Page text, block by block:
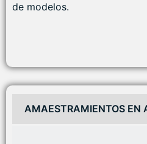
de modelos.
AMAESTRAMIENTOS EN